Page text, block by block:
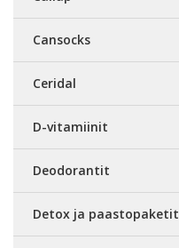
Cansocks
Ceridal
D-vitamiinit
Deodorantit
Detox ja paastopaketit